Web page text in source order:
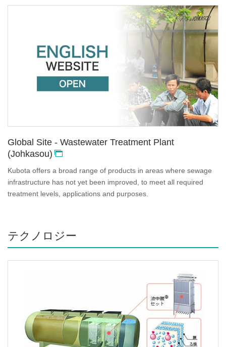
Global Site - Wastewater Treatment Plant
(Johkasou)
Kubota offers a broad range of products in areas where sewage
infrastructure has not yet been improved, to meet all required
treatment levels, applications and purposes.
テクノロジー